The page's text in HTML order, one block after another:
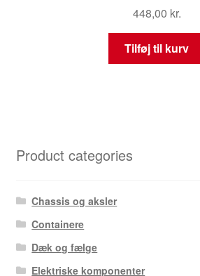
448,00 kr.
Tilføj til kurv
Product categories
Chassis og aksler
Containere
Dæk og fælge
Elektriske komponenter